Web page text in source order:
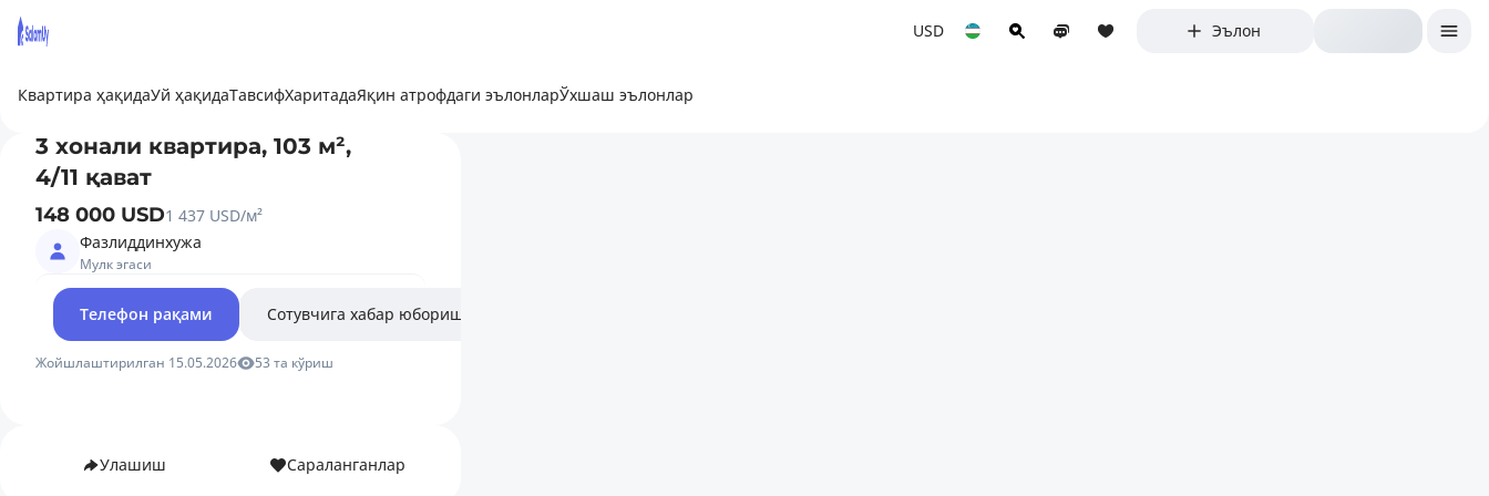
USD Эълон
Квартира ҳақидаУй ҳақидаТавсифХаритадаЯқин атрофдаги эълонларЎхшаш эълонлар
3 хонали квартира, 103 м²,
4/11 қават
148 000 USD1 437 USD/м²
Фазлиддинхужа
Мулк эгаси
Телефон рақами Сотувчига хабар юбориш
Жойшлаштирилган 15.05.2026 53 та кўриш
Улашиш Сараланганлар